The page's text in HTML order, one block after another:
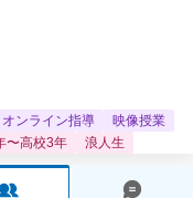
オンライン指導
映像授業
〜高校3年 浪人生